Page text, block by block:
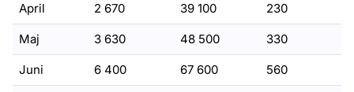
April 2 670 39 100 230
Maj 3 630 48 500 330
Juni 6 400 67 600 560